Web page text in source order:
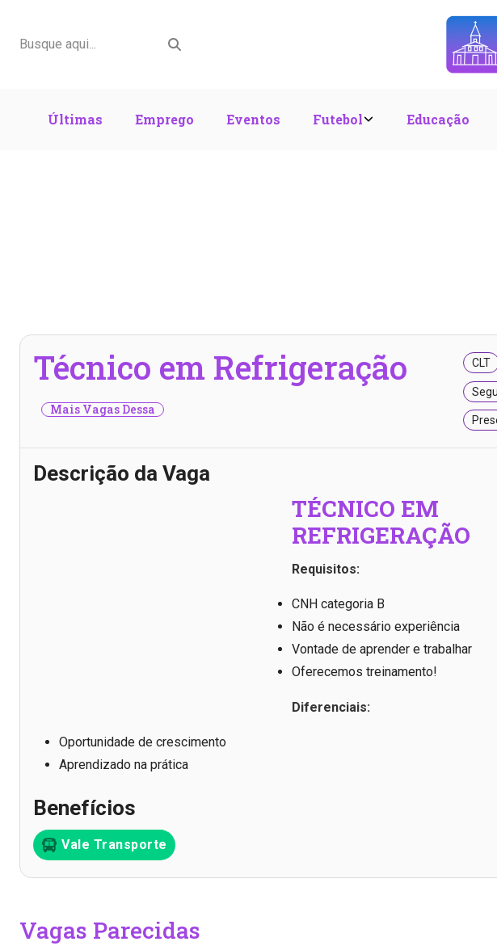
Últimas Emprego Eventos Futebol Educação
Técnico em Refrigeração
Mais Vagas Dessa
CLT
Descrição da Vaga
TÉCNICO EM
REFRIGERAÇÃO
Requisitos:
CNH categoria B
Não é necessário experiência
Vontade de aprender e trabalhar
Oferecemos treinamento!
Diferenciais:
Oportunidade de crescimento
Aprendizado na prática
Benefícios
Vale Transporte
Vagas Parecidas